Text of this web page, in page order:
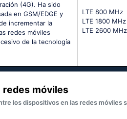
(4G). Ha sido
en GSM/EDGE y
incrementar la
redes móviles
de la tecnología
LТЕ 800 МНz
LТЕ 1800 МНz
LТЕ 2600 МНz
redes móviles
los dispositivos en las redes